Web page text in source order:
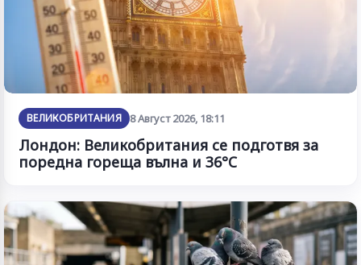
ВЕЛИКОБРИТАНИЯ 8 Август 2026, 18:11
Лондон: Великобритания се подготвя за
поредна гореща вълна и 36°C